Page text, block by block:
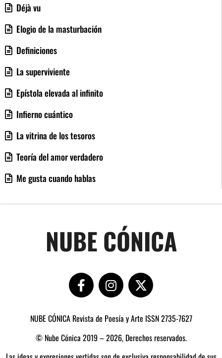
Déjà vu
Elogio de la masturbación
Definiciones
La superviviente
Epístola elevada al infinito
Infierno cuántico
La vitrina de los tesoros
Teoría del amor verdadero
Me gusta cuando hablas
NUBE CÓNICA
NUBE CÓNICA Revista de Poesía y Arte ISSN 2735-7627
© Nube Cónica 2019 – 2026, Derechos reservados.